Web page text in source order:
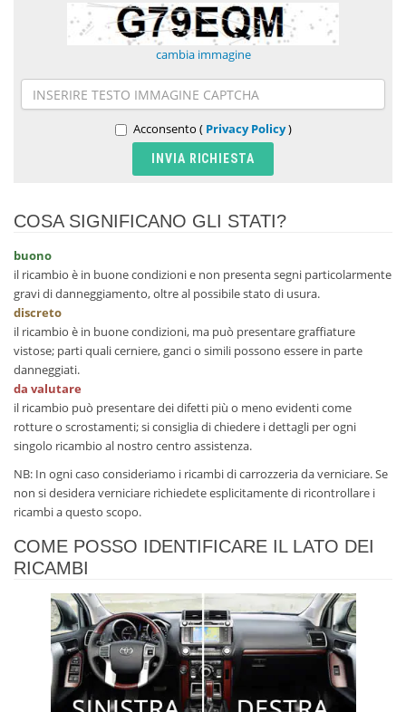
cambia immagine
Acconsento ( Privacy Policy)
COSA SIGNIFICANO GLI STATI?
buono
il ricambio è in buone condizioni e non presenta segni particolarmente
gravi di danneggiamento, oltre al possibile stato di usura.
discreto
il ricambio è in buone condizioni, ma può presentare graffiature
vistose; parti quali cerniere, ganci o simili possono essere in parte
danneggiati.
da valutare
il ricambio può presentare dei difetti più o meno evidenti come
rotture o scrostamenti; si consiglia di chiedere i dettagli per ogni
singolo ricambio al nostro centro assistenza.
NB: In ogni caso consideriamo i ricambi di carrozzeria da verniciare. Se
non si desidera verniciare richiedete esplicitamente di ricontrollare i
ricambi a questo scopo.
COME POSSO IDENTIFICARE IL LATO DEI
RICAMBI